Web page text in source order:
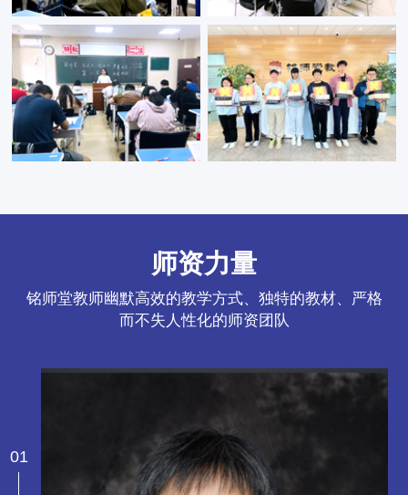
每日学科晚答疑 教学研讨会
师资力量
铭师堂教师幽默高效的教学方式、独特的教材、严格
而不失人性化的师资团队
01
王老师——语文教师